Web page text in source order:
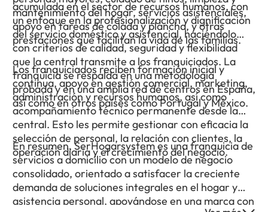
mantenimiento del hogar, servicios asistenciales,
apoyo en tareas de colada y plancha, y otras
prestaciones que facilitan la vida de las familias.
acumulada en el sector de recursos humanos, con
un enfoque en la profesionalización y dignificación
del servicio doméstico y asistencial, haciéndolo
con criterios de calidad, seguridad y flexibilidad
que la central transmite a los franquiciados. La
franquicia se respalda en una metodología
probada y en una amplia red de centros en España,
así como en otros países como Portugal y México.
Los franquiciados reciben formación inicial y
continua, apoyo en gestión comercial, marketing,
administración y recursos humanos, así como
acompañamiento técnico permanente desde la
central. Esto les permite gestionar con eficacia la
selección de personal, la relación con clientes, la
operación diaria y el crecimiento del negocio.
En resumen, SerHogarsystem es una franquicia de
servicios a domicilio con un modelo de negocio
consolidado, orientado a satisfacer la creciente
demanda de soluciones integrales en el hogar y
asistencia personal, apoyándose en una marca con